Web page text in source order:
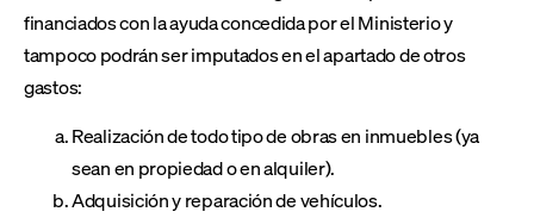
financiados con la ayuda concedida por el Ministerio y
tampoco podrán ser imputados en el apartado de otros
gastos:
Realización de todo tipo de obras en inmuebles (ya
sean en propiedad o en alquiler).
Adquisición y reparación de vehículos.